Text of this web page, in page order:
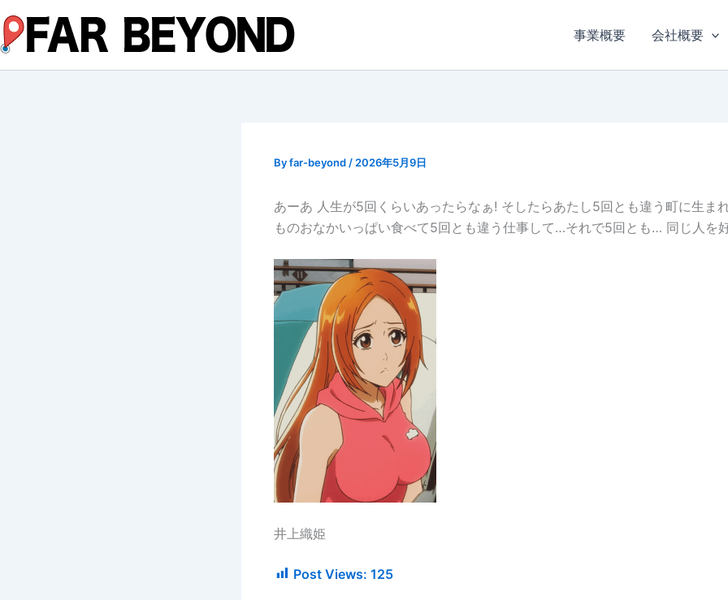
容
を
ス
事業概要 会社概要
Byfar-beyond / 2026年5月9日
あーあ 人生が5回くらいあったらなぁ! そしたらあたし5回とも違う町に生ま
ものおなかいっぱい食べて5回とも違う仕事して…それで5回とも… 同じ人を
井上織姫
Post Views: 125